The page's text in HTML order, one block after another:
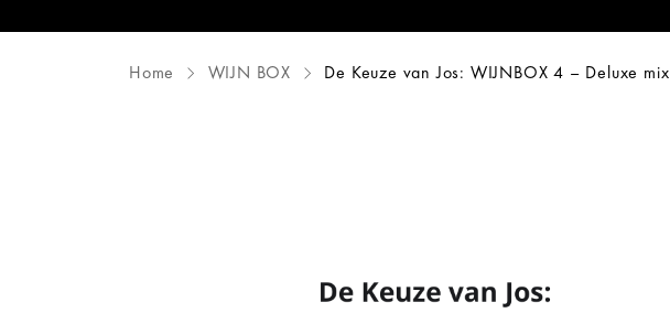
Home WIJN BOX De Keuze van Jos: WIJNBOX 4 – Deluxe mix